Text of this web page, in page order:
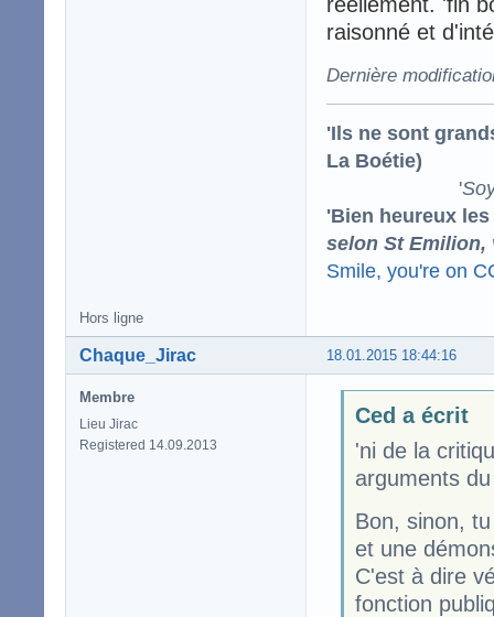
réellement. 'fin
raisonné et
Dernière
'Ils ne sont
La Boétie)
'
'Bien heureux
selon St Emilion,
Smile, you're on
Hors ligne
18.01.2015 18:44:16
Chaque_Jirac
Membre
Lieu Jirac
Registered 14.09.2013
Ced a écrit
'ni de la
arguments
Bon, sinon,
et une
C'est à dire
fonction